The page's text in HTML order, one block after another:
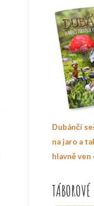
Dubánčí
na jaro a
hlavně